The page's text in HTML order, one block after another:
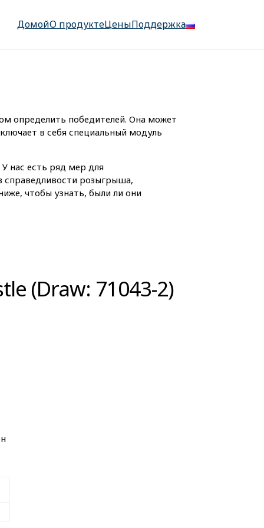
ДомойО продуктеЦеныПоддержка
определить победителей. Она может
в себя специальный модуль
нас есть ряд мер для
справедливости розыгрыша,
чтобы узнать, были ли они
(Draw: 71043-2)